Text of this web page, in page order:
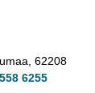
62208
6255